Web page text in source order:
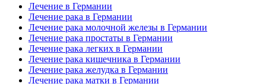
Лечение в Германии
Лечение рака в Германии
Лечение рака молочной железы в Германии
Лечение рака простаты в Германии
Лечение рака легких в Германии
Лечение рака кишечника в Германии
Лечение рака желудка в Германии
Лечение рака матки в Германии